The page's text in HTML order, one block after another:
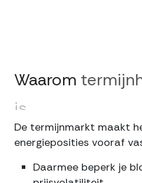
Waarom
is
De termijnmarkt maakt
energieposities vooraf
Daarmee beperk je